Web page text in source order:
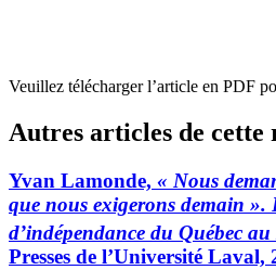
Veuillez télécharger l’article en PDF
Autres articles de cette
Yvan Lamonde, « Nous
que nous exigerons demain ».
d’indépendance du Québec au
Presses de l’Université Laval,